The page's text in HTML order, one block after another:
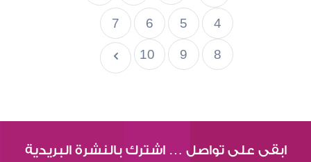
4
5
6
7
8
9
10
ابقى على تواصل … اشترك بالنشرة البريدية